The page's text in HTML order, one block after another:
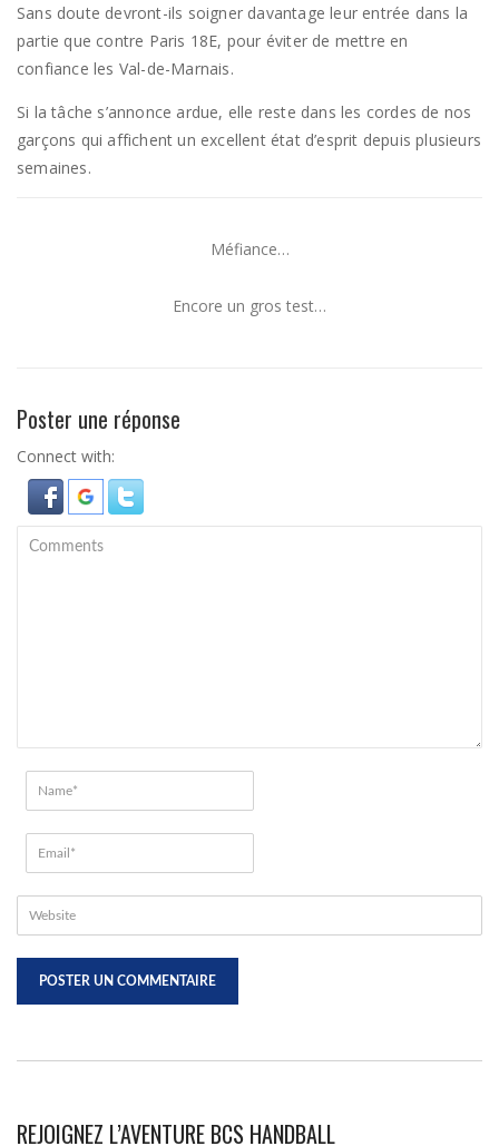
Sans doute devront-ils soigner davantage leur entrée dans la
partie que contre Paris 18E, pour éviter de mettre en
confiance les Val-de-Marnais.
Si la tâche s’annonce ardue, elle reste dans les cordes de nos
garçons qui affichent un excellent état d’esprit depuis plusieurs
semaines.
Méfiance…
Encore un gros test…
Poster une réponse
Connect with:
REJOIGNEZ L’AVENTURE BCS HANDBALL